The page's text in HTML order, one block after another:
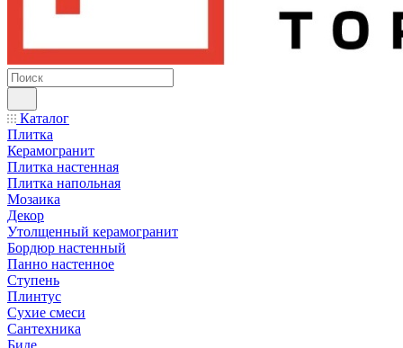
Каталог
Плитка
Керамогранит
Плитка настенная
Плитка напольная
Мозаика
Декор
Утолщенный керамогранит
Бордюр настенный
Панно настенное
Ступень
Плинтус
Сухие смеси
Сантехника
Биде